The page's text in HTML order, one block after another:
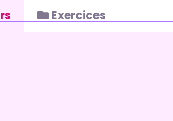
Exercices